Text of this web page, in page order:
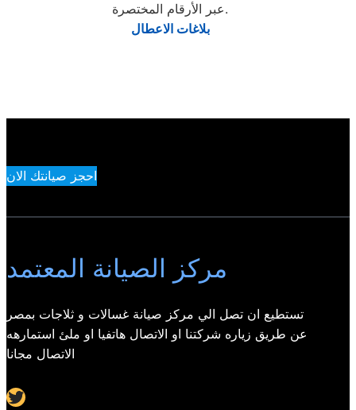
عبر الأرقام المختصرة.
بلاغات الاعطال
احجز صيانتك الان
مركز الصيانة المعتمد
تستطيع ان تصل الي مركز صيانة غسالات و ثلاجات بمصر
عن طريق زياره شركتنا او الاتصال هاتفيا او ملئ استمارهه
الاتصال مجانا
Twitter